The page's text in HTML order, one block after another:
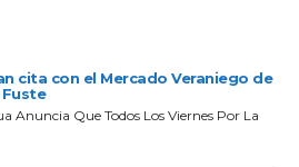
cita con el Mercado Veraniego de
Que Todos Los Viernes Por La